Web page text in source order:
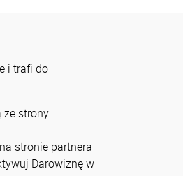
i trafi do
ze strony
stronie partnera
Darowiznę w